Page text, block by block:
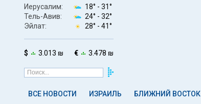
Иерусалим: 18° - 31°
Тель-Авив:
24° - 32°
Эйлат:
28° - 41°
$ 3.013 ₪ € 3.478 ₪
ВСЕ НОВОСТИ ИЗРАИЛЬ БЛИЖНИЙ ВОСТОК